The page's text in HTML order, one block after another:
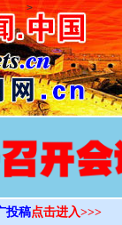
>
投稿点击进入>>>